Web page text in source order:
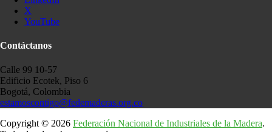
X
YouTube
Contáctanos
Calle 99 10-57
Edificio Ecotek, Piso 6
Bogotá, Colombia
estamoscontigo@fedemaderas.org.co
Copyright © 2026 Federación Nacional de Industriales de la Madera.